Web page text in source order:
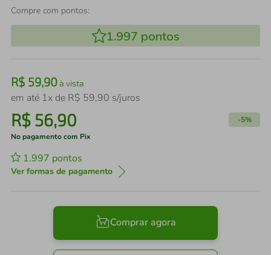
Compre com pontos:
1.997 pontos
R$ 59,90à vista
em até 1x de R$ 59,90 s/juros
R$ 56,90 -5%
No pagamento com Pix
1.997 pontos
Ver formas de pagamento
Comprar agora